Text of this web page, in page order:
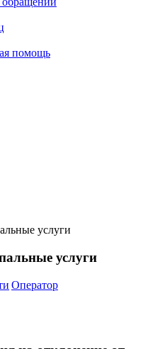
помощь
услуги
услуги
Оператор